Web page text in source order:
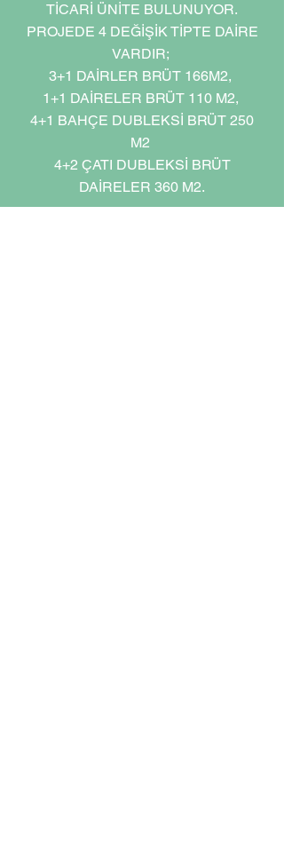
TİCARİ ÜNİTE BULUNUYOR.
PROJEDE 4 DEĞİŞİK TİPTE DAİRE
VARDIR;
3+1 DAİRLER BRÜT 166M2,
1+1 DAİRELER BRÜT 110 M2,
4+1 BAHÇE DUBLEKSİ BRÜT 250
M2
4+2 ÇATI DUBLEKSİ BRÜT
DAİRELER 360 M2.